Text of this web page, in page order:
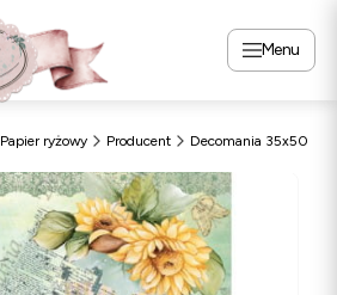
Menu
Papier ryżowy Producent Decomania 35x50